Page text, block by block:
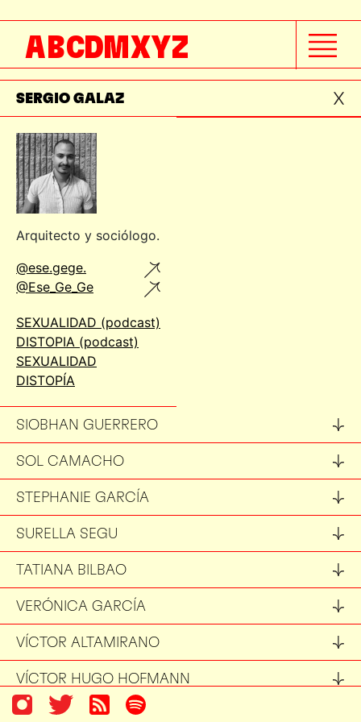
ABCDMXYZ
SANDY BELL ARIAS
SERGIO BELTRÁN
SERGIO GALAZ
Arquitecto y sociólogo.
@ese.gege.
@Ese_Ge_Ge
SEXUALIDAD (podcast)
DISTOPIA (podcast)
SEXUALIDAD
DISTOPÍA
SIOBHAN GUERRERO
SOL CAMACHO
STEPHANIE GARCÍA
SURELLA SEGU
TATIANA BILBAO
VERÓNICA GARCÍA
VÍCTOR ALTAMIRANO
VÍCTOR HUGO HOFMANN
VÍCTOR MÁRQUEZ